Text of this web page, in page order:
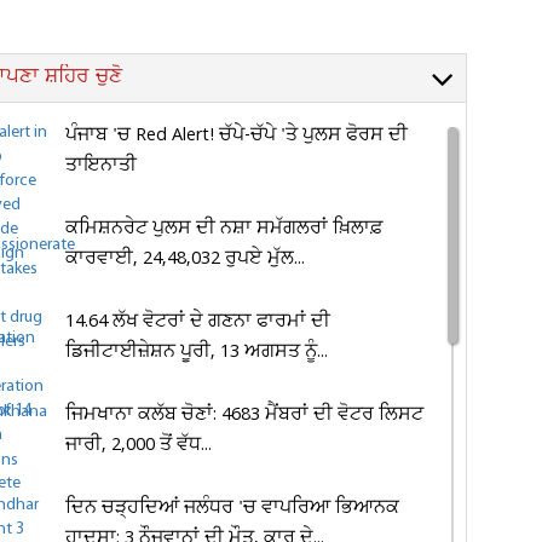
ਸ਼ਹਿਰ ਚੁਣੋ
ਪੰਜਾਬ 'ਚ Red Alert! ਚੱਪੇ-ਚੱਪੇ 'ਤੇ ਪੁਲਸ ਫੋਰਸ ਦੀ
ਤਾਇਨਾਤੀ
ਕਮਿਸ਼ਨਰੇਟ ਪੁਲਸ ਦੀ ਨਸ਼ਾ ਸਮੱਗਲਰਾਂ ਖ਼ਿਲਾਫ਼
ਕਾਰਵਾਈ, 24,48,032 ਰੁਪਏ ਮੁੱਲ...
14.64 ਲੱਖ ਵੋਟਰਾਂ ਦੇ ਗਣਨਾ ਫਾਰਮਾਂ ਦੀ
ਡਿਜੀਟਾਈਜ਼ੇਸ਼ਨ ਪੂਰੀ, 13 ਅਗਸਤ ਨੂੰ...
ਜਿਮਖਾਨਾ ਕਲੱਬ ਚੋਣਾਂ: 4683 ਮੈਂਬਰਾਂ ਦੀ ਵੋਟਰ ਲਿਸਟ
ਜਾਰੀ, 2,000 ਤੋਂ ਵੱਧ...
ਦਿਨ ਚੜ੍ਹਦਿਆਂ ਜਲੰਧਰ 'ਚ ਵਾਪਰਿਆ ਭਿਆਨਕ